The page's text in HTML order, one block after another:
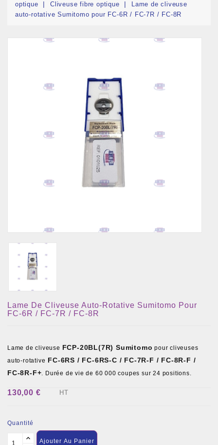
optique
Cliveuse fibre optique
Lame de cliveuse
auto-rotative Sumitomo pour FC-6R / FC-7R / FC-8R
Lame De Cliveuse Auto-Rotative Sumitomo Pour
FC-6R / FC-7R / FC-8R
Lame de cliveuse FCP-20BL(7R) Sumitomo pour cliveuses
auto-rotative FC-6RS / FC-6RS-C / FC-7R-F / FC-8R-F /
FC-8R-F+. Durée de vie de 60 000 coupes sur 24 positions.
130,00 € HT
Quantité
Ajouter Au Panier